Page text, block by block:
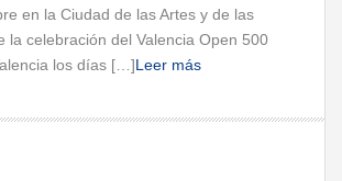
en la Ciudad de las Artes y de las
la celebración del Valencia Open 500
los días […]Leer más